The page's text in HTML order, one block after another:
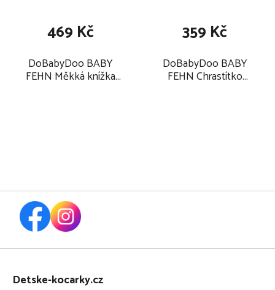
DoBabyDoo BABY
FEHN Měkká knížka
469 Kč
DoBabyDoo BABY
FEHN Chrastítko
359 Kč
Z
Detske-kocarky.cz